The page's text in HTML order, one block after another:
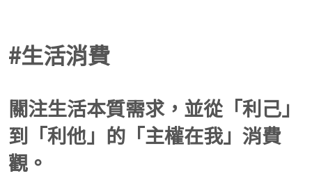
#生活消費
關注生活本質需求，並從「利己」
到「利他」的「主權在我」消費
觀。